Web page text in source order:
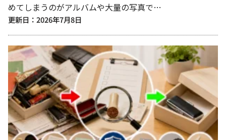
めてしまうのがアルバムや大量の写真で…
更新日：2026年7月8日